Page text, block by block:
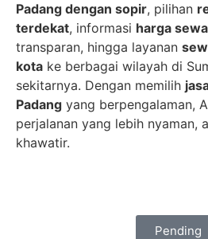
Padang dengan sopir, pilihan
terdekat, informasi harga
transparan, hingga layanan
kota ke berbagai wilayah di
sekitarnya. Dengan memilih
Padang yang berpengalaman,
perjalanan yang lebih nyaman,
khawatir.
Pending